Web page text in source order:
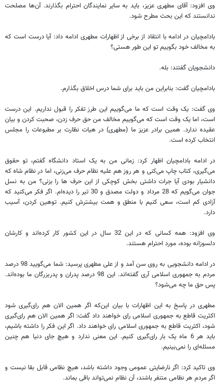
وی افزود: آقای مطهری عزیز، باید به سایر نمایندگان احترام بگذارند. آن‌ها مصلحت
ندانستند که این بحث مطرح شود.
بادامچیان در ادامه با انتقاد از برخی از اظهارات مطهری ادامه داد: آیا درست است که
به مخالف خود بگوییم تو این طور هستی؟
دانشجویان گفتند: بله.
بادامچیان گفت: بنابراین من باید برای شما درس اخلاق بگذارم.
وی گفت: یک وقت است که ما می‌گوییم این طرز تفکر را قبول نداریم. این درست
است، اما یک وقت است که می‌گوییم مخالف من حق حرف زدن، صحبت کردن و بیان
عقیده ندارد. همین برادر عزیز ما (مطهری) در هیات نظارت بر مطبوعات را مجلس
انتخاب کرده است.
در ادامه بادامچیان اظهار کرد: زمانی من به یک استاد دانشگاه گفتم، تو حقوق
می‌گیری، کتاب چاپ می‌کنی و هر روز هم علیه نظام حرف می‌زنی، اما در نظام شاه که
دانشیار بودی آیا جرات داشتی بخش کوچکی از این حرف ‌ها را بزنی؟ من به نسل
جوان می‌گویم که 28 مرداد و دولت مصدق و 30 تیر را دیده‌ام. اگر فکر می‌کنید که
آزادی کم است، سعی کنیم با منطق و همت بیشترش کنیم. توهین کردن، آسیب
دارد.
وی افزود: همه کسانی که در این 32 سال در این کشور کار کرده‌اند و کارشان
دلسوزانه بوده، مورد احترام هستند.
در ادامه دانشجویی به روی سن آمد و از علی مطهری پرسید: شما می‌گویید 98 درصد
مردم به جمهوری اسلامی آری گفته‌اند. این 98 درصد پدران و پدربزرگان ما بوده‌اند.
پس حق ما چه می‌شود؟
مطهری در پاسخ به این اظهارات با بیان این‌که اگر همین الان هم رای‌گیری شود
اکثریت قاطع به جمهوری اسلامی رای خواهند داد گفت: اگر همین الان هم رای‌گیری
شود، اکثریت قاطع به جمهوری اسلامی رای خواهند داد. اگر این فکر را داشته باشیم،
باید هر 6 ماه یک بار رای‌گیری کنیم. این معنی ندارد و هیچ جای دنیا هم چنین
مسئله‌ای را نمی‌بینیم.
وی تاکید کرد: اگر نارضایتی عمومی وجود داشته باشد، هیچ نظامی قابل بقا نیست و
اگر مردم هر نظامی متنفر باشند، آن نظام نمی‌تواند باقی بماند.